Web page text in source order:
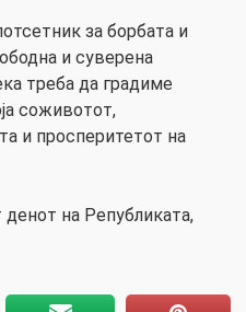
за борбата и
и суверена
треба да градиме
соживотот,
и просперитетот на
на Републиката,